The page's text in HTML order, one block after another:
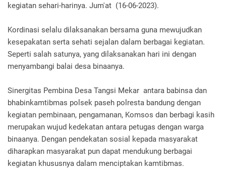
kegiatan sehari-harinya. Jum'at (16-06-2023).
Kordinasi selalu dilaksanakan bersama guna mewujudkan
kesepakatan serta sehati sejalan dalam berbagai kegiatan.
Seperti salah satunya, yang dilaksanakan hari ini dengan
menyambangi balai desa binaanya.
Sinergitas Pembina Desa Tangsi Mekar antara babinsa dan
bhabinkamtibmas polsek paseh polresta bandung dengan
kegiatan pembinaan, pengamanan, Komsos dan berbagi kasih
merupakan wujud kedekatan antara petugas dengan warga
binaanya. Dengan pendekatan sosial kepada masyarakat
diharapkan masyarakat pun dapat mendukung berbagai
kegiatan khususnya dalam menciptakan kamtibmas.